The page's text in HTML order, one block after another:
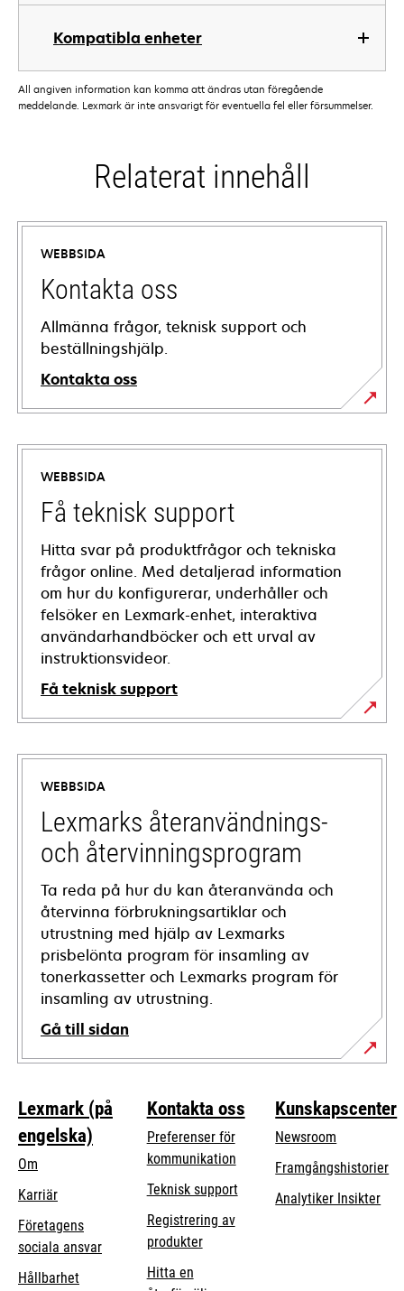
Kompatibla enheter
All angiven information kan komma att ändras utan föregående
meddelande. Lexmark är inte ansvarigt för eventuella fel eller försummelser.
Relaterat innehåll
WEBBSIDA
Kontakta oss
Allmänna frågor, teknisk support och
beställningshjälp.
Kontakta oss
WEBBSIDA
Få teknisk support
Hitta svar på produktfrågor och tekniska
frågor online. Med detaljerad information
om hur du konfigurerar, underhåller och
felsöker en Lexmark-enhet, interaktiva
användarhandböcker och ett urval av
instruktionsvideor.
Få teknisk support
opens
in
new
tab
WEBBSIDA
Lexmarks återanvändnings-
och återvinningsprogram
Ta reda på hur du kan återanvända och
återvinna förbrukningsartiklar och
utrustning med hjälp av Lexmarks
prisbelönta program för insamling av
tonerkassetter och Lexmarks program för
insamling av utrustning.
Gå till sidan
Lexmark (på
engelska)
Om
Karriär
Företagens
sociala ansvaropens
Hållbarhet
Kontakta oss
Preferenser för
kommunikation
Teknisk supportopens
Registrering av
produkter
Hitta en
Kunskapscenter
Newsroom
Framgångshistorier
Analytiker Insikter